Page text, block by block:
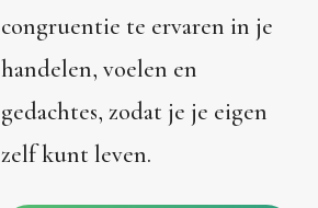
congruentie te ervaren in je
handelen, voelen en
gedachtes, zodat je je eigen
zelf kunt leven.